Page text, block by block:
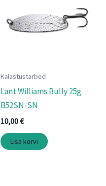
Kalastustarbed
Lant Williams Bully 25g
B52SN-SN
10,00€
Lisa korvi